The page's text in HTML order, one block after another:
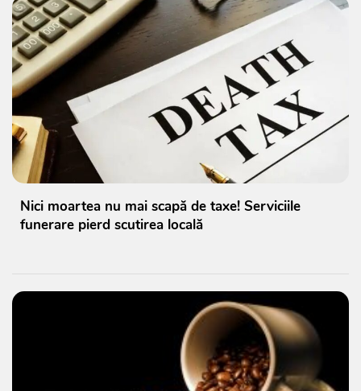
Nici moartea nu mai scapă de taxe! Serviciile
funerare pierd scutirea locală